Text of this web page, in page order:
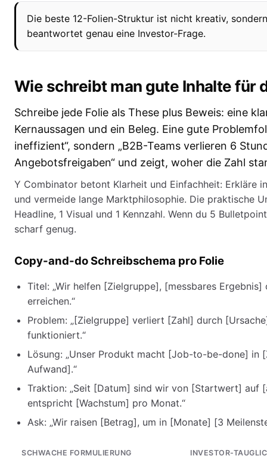
Die beste 12-Folien-Struktur ist nicht kreativ,
beantwortet genau eine Investor-Frage.
Wie schreibt man gute Inhalte für
Schreibe jede Folie als These plus Beweis: eine
Kernaussagen und ein Beleg. Eine gute
ineffizient“, sondern „B2B-Teams verlieren 6
Angebotsfreigaben“ und zeigt, woher die Zahl
Y Combinator betont Klarheit und Einfachheit: Erkläre
und vermeide lange Marktphilosophie. Die praktische
Headline, 1 Visual und 1 Kennzahl. Wenn du 5
scharf genug.
Copy-and-do Schreibschema pro Folie
Titel: „Wir helfen [Zielgruppe], [messbares
erreichen.“
Problem: „[Zielgruppe] verliert [Zahl] durch
funktioniert.“
Lösung: „Unser Produkt macht [Job-to-be-done] in
Aufwand].“
Traktion: „Seit [Datum] sind wir von [Startwert] auf
entspricht [Wachstum] pro Monat.“
Ask: „Wir raisen [Betrag], um in [Monate] [3
SCHWACHE FORMULIERUNG INVESTOR-